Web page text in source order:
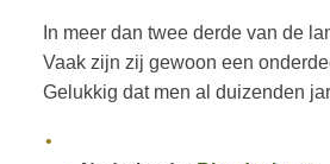
In meer dan twee derde van de
Vaak zijn zij gewoon een
Gelukkig dat men al duizenden